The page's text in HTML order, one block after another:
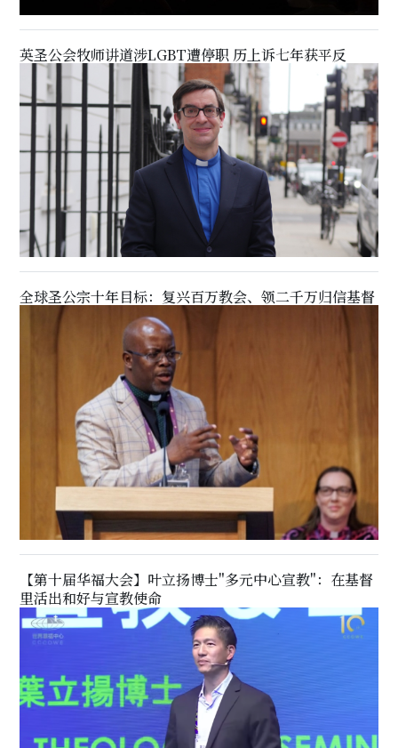
英圣公会牧师讲道涉LGBT遭停职 历上诉七年获平反
全球圣公宗十年目标：复兴百万教会、领二千万归信基督
【第十届华福大会】叶立扬博士"多元中心宣教"：在基督
里活出和好与宣教使命